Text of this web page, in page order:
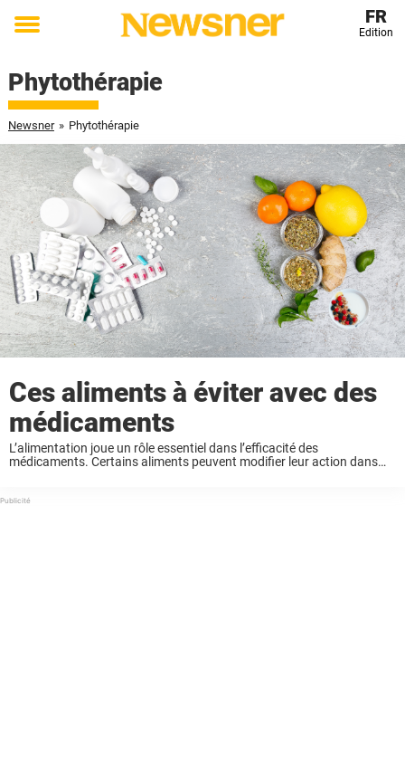
Toggle
FR
Edition
Phytothérapie
Newsner » Phytothérapie
Ces aliments à éviter avec des
médicaments
L’alimentation joue un rôle essentiel dans l’efficacité des
médicaments. Certains aliments peuvent modifier leur action dans
souvent méconnues. ...